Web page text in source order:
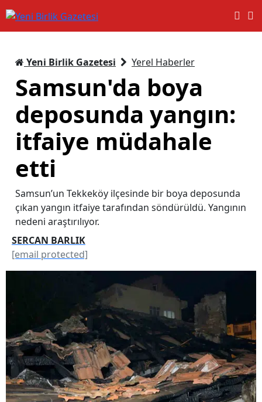
Yeni Birlik Gazetesi Yerel Haberler
Samsun'da boya
deposunda yangın:
itfaiye müdahale
etti
Samsun’un Tekkeköy ilçesinde bir boya deposunda
çıkan yangın itfaiye tarafından söndürüldü. Yangının
nedeni araştırılıyor.
SERCAN BARLIK
[email protected]